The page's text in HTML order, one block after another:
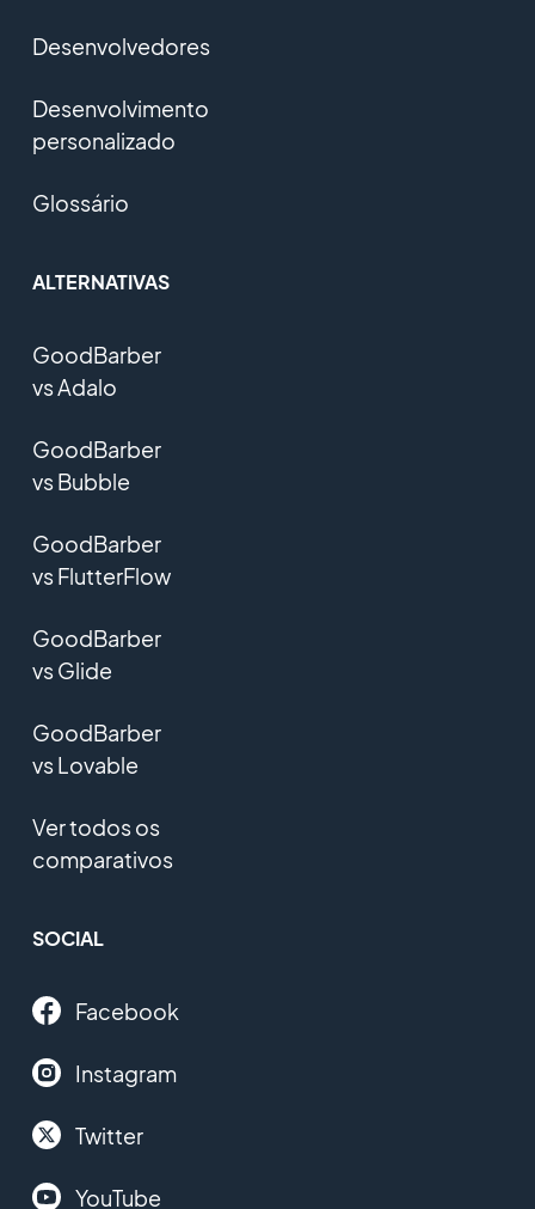
Desenvolvedores
Desenvolvimento
personalizado
Glossário
ALTERNATIVAS
GoodBarber
vs Adalo
GoodBarber
vs Bubble
GoodBarber
vs FlutterFlow
GoodBarber
vs Glide
GoodBarber
vs Lovable
Ver todos os
comparativos
SOCIAL
Facebook
Instagram
Twitter
YouTube